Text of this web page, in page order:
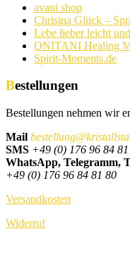
avani shop
Chrisina Glück –
Lebe lieber leicht
ONITANI Healing
Spirit-Moments.de
Bestellungen
Bestellungen nehmen wir
Mail
SMS +49 (0) 176 96 84
WhatsApp, Telegramm,
+49 (0) 176 96 84 81 80
Versandkosten
Widerruf